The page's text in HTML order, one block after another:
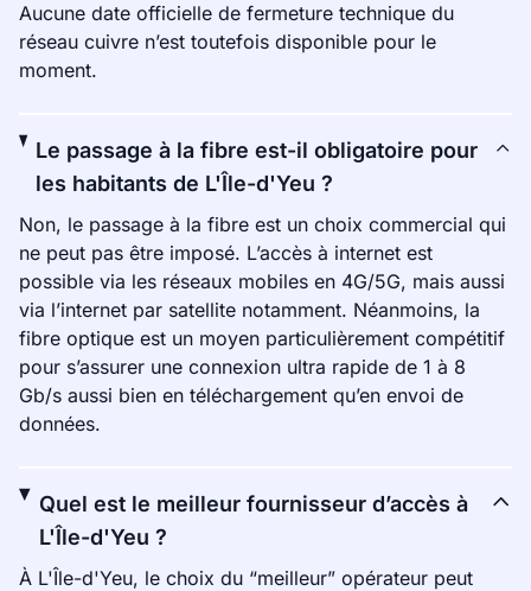
Aucune date officielle de fermeture technique du
réseau cuivre n’est toutefois disponible pour le
moment.
Le passage à la fibre est-il obligatoire pour
les habitants de L'Île-d'Yeu ?
Non, le passage à la fibre est un choix commercial qui
ne peut pas être imposé. L’accès à internet est
possible via les réseaux mobiles en 4G/5G, mais aussi
via l’internet par satellite notamment. Néanmoins, la
fibre optique est un moyen particulièrement compétitif
pour s’assurer une connexion ultra rapide de 1 à 8
Gb/s aussi bien en téléchargement qu’en envoi de
données.
Quel est le meilleur fournisseur d’accès à
L'Île-d'Yeu ?
À L'Île-d'Yeu, le choix du “meilleur” opérateur peut